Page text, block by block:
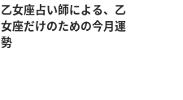
乙女座占い師による、乙
女座だけのための今月運
勢